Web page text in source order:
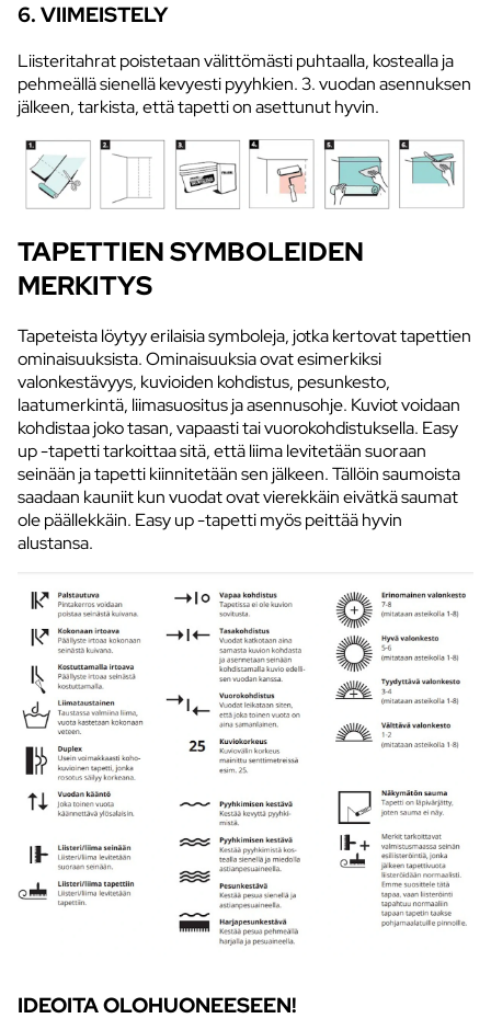
6. VIIMEISTELY
Liisteritahrat poistetaan välittömästi puhtaalla, kostealla ja
pehmeällä sienellä kevyesti pyyhkien. 3. vuodan asennuksen
jälkeen, tarkista, että tapetti on asettunut hyvin.
TAPETTIEN SYMBOLEIDEN
MERKITYS
Tapeteista löytyy erilaisia symboleja, jotka kertovat tapettien
ominaisuuksista. Ominaisuuksia ovat esimerkiksi
valonkestävyys, kuvioiden kohdistus, pesunkesto,
laatumerkintä, liimasuositus ja asennusohje. Kuviot voidaan
kohdistaa joko tasan, vapaasti tai vuorokohdistuksella. Easy
up -tapetti tarkoittaa sitä, että liima levitetään suoraan
seinään ja tapetti kiinnitetään sen jälkeen. Tällöin saumoista
saadaan kauniit kun vuodat ovat vierekkäin eivätkä saumat
ole päällekkäin. Easy up -tapetti myös peittää hyvin
alustansa.
IDEOITA OLOHUONEESEEN!